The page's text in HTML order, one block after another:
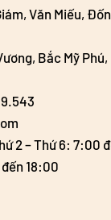
Văn Miếu,
Bắc Mỹ Phú,
2 – Thứ 6: 7:00
18:00